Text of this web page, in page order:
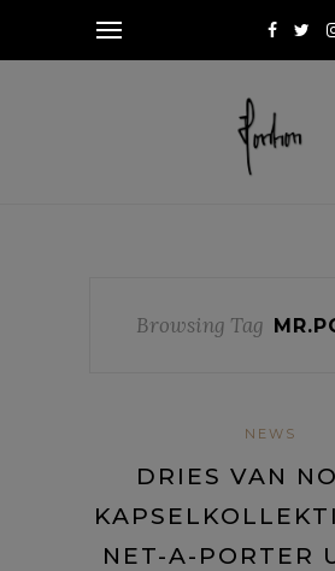
Browsing Tag
NEWS
DRIES VAN
NET-A-PORTER